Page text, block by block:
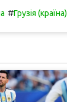
#Грузія (країна)